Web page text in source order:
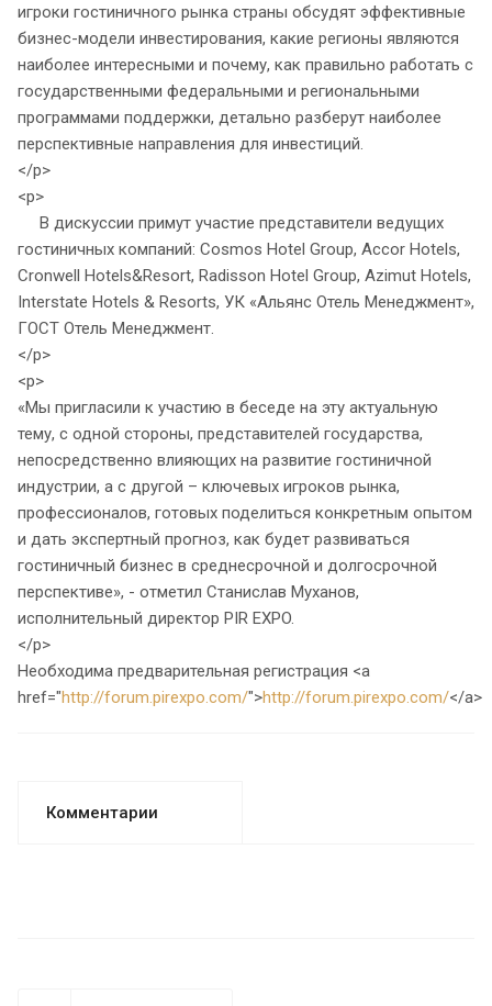
игроки гостиничного рынка страны обсудят эффективные
бизнес-модели инвестирования, какие регионы являются
наиболее интересными и почему, как правильно работать с
государственными федеральными и региональными
программами поддержки, детально разберут наиболее
перспективные направления для инвестиций.
</p>
<p>
В дискуссии примут участие представители ведущих
гостиничных компаний: Cosmos Hotel Group, Accor Hotels,
Cronwell Hotels&Resort, Radisson Hotel Group, Azimut Hotels,
Interstate Hotels & Resorts, УК «Альянс Отель Менеджмент»,
ГОСТ Отель Менеджмент.
</p>
<p>
«Мы пригласили к участию в беседе на эту актуальную
тему, с одной стороны, представителей государства,
непосредственно влияющих на развитие гостиничной
индустрии, а с другой – ключевых игроков рынка,
профессионалов, готовых поделиться конкретным опытом
и дать экспертный прогноз, как будет развиваться
гостиничный бизнес в среднесрочной и долгосрочной
перспективе», - отметил Станислав Муханов,
исполнительный директор PIR EXPO.
</p>
Необходима предварительная регистрация <a
href="http://forum.pirexpo.com/">http://forum.pirexpo.com/</a>
Комментарии